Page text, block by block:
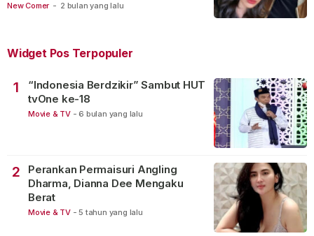
New Comer - 2 bulan yang lalu
Widget Pos Terpopuler
1
“Indonesia Berdzikir” Sambut HUT
tvOne ke-18
Movie & TV - 6 bulan yang lalu
2
Perankan Permaisuri Angling
Dharma, Dianna Dee Mengaku
Berat
Movie & TV - 5 tahun yang lalu